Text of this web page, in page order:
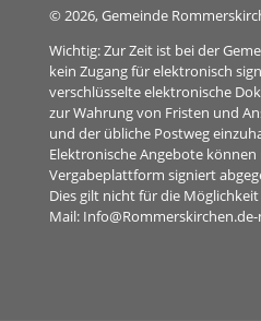
© 2026, Gemeinde
Wichtig: Zur Zeit ist bei der
kein Zugang für elektronisch
verschlüsselte elektronische
zur Wahrung von Fristen und
und der übliche Postweg
Elektronische Angebote
Vergabeplattform signiert
Dies gilt nicht für die
Mail: